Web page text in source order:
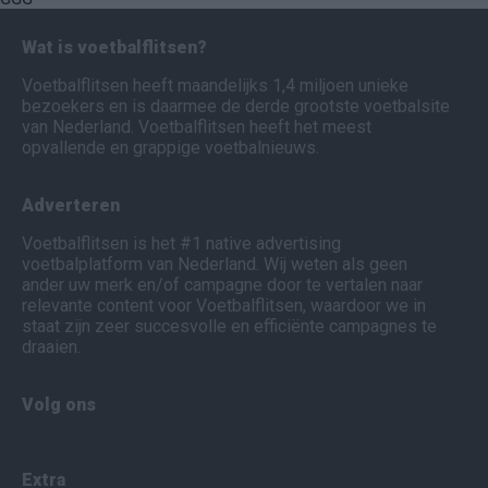
Wat is voetbalflitsen?
Voetbalflitsen heeft maandelijks 1,4 miljoen unieke
bezoekers en is daarmee de derde grootste voetbalsite
van Nederland. Voetbalflitsen heeft het meest
opvallende en grappige voetbalnieuws.
Adverteren
Voetbalflitsen is het #1 native advertising
voetbalplatform van Nederland. Wij weten als geen
ander uw merk en/of campagne door te vertalen naar
relevante content voor Voetbalflitsen, waardoor we in
staat zijn zeer succesvolle en efficiënte campagnes te
draaien.
Volg ons
Extra